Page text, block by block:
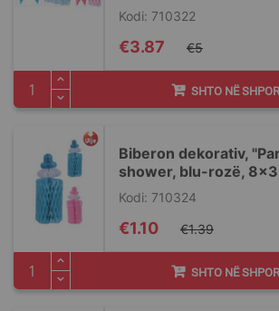
Kodi: 710322
Special
Price
€3.87 €5
SHTO NË
Biberon dekorativ,
shower, blu-rozë,
Kodi: 710324
Special
Price
€1.10 €1.39
SHTO NË